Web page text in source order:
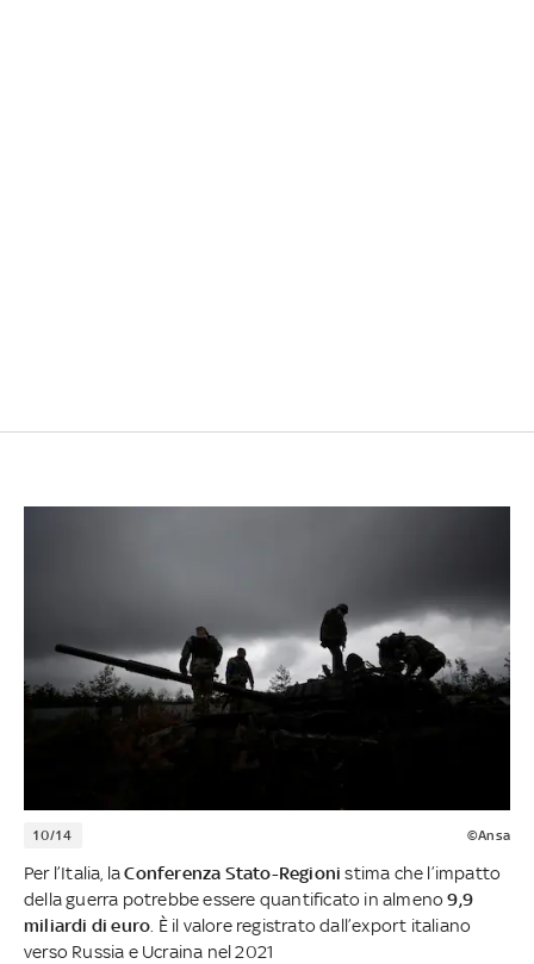
10/14 ©Ansa
Per l’Italia, laConferenza Stato-Regionistima che l’impatto
della guerra potrebbe essere quantificato in almeno 9,9
miliardi di euro . È il valore registrato dall’export italiano
verso Russia e Ucraina nel 2021